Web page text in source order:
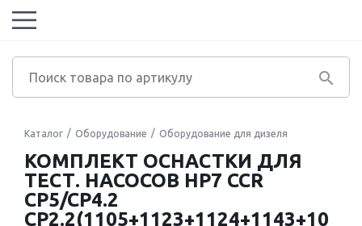
Каталог Оборудование Оборудование для дизеля
КОМПЛЕКТ ОСНАСТКИ ДЛЯ
ТЕСТ. НАСОСОВ HP7 CCR
CP5/CP4.2
CP2.2(1105+1123+1124+1143+10